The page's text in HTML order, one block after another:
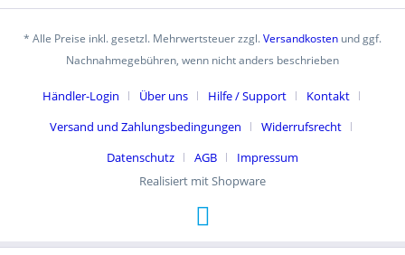
* Alle Preise inkl. gesetzl. Mehrwertsteuer zzgl.Versandkosten und ggf.
Nachnahmegebühren, wenn nicht anders beschrieben
Händler-Login Über uns Hilfe / Support
Kontakt
Versand und Zahlungsbedingungen
Widerrufsrecht
Datenschutz
AGB
Impressum
Realisiert mit Shopware